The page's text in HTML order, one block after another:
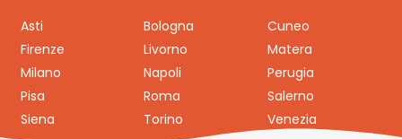
Asti Bologna
Cuneo
Firenze
Livorno
Matera
Milano
Napoli
Perugia
Pisa
Roma
Salerno
Siena
Torino Venezia